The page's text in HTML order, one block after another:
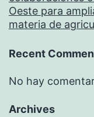
Oeste para
materia de
Recent
No hay
Archives